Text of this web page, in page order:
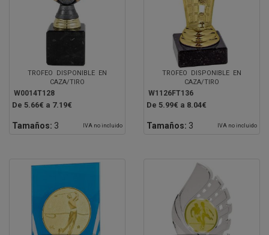
TROFEO DISPONIBLE EN
CAZA/TIRO
W0014T128
De 5.66€ a 7.19€
Tamaños: 3 IVA no incluido
TROFEO DISPONIBLE EN
CAZA/TIRO
W1126FT136
De 5.99€ a 8.04€
Tamaños: 3 IVA no incluido